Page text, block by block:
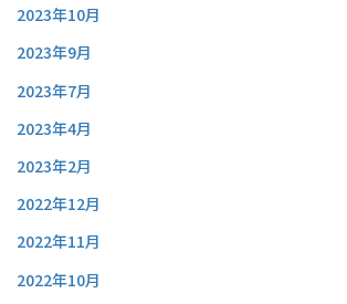
2023年10月
2023年9月
2023年7月
2023年4月
2023年2月
2022年12月
2022年11月
2022年10月